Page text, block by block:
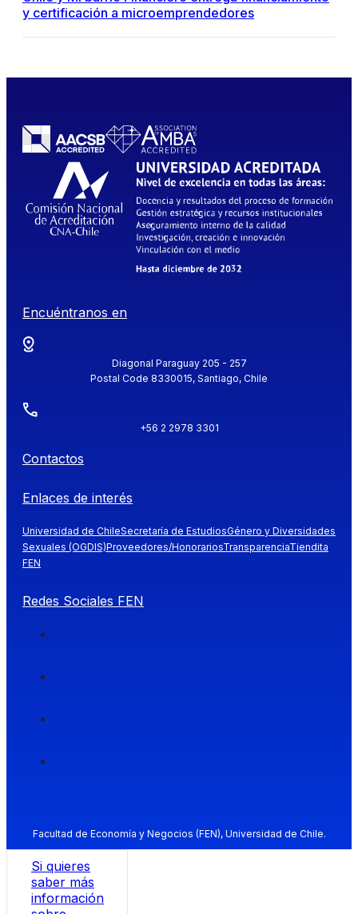
y certificación a microemprendedores
Encuéntranos en
Diagonal Paraguay 205 - 257
Postal Code 8330015, Santiago, Chile
+56 2 2978 3301
Contactos
Enlaces de interés
Universidad de ChileSecretaría de EstudiosGénero y Diversidades
Sexuales (OGDIS)Proveedores/HonorariosTransparenciaTiendita
FEN
Redes Sociales FEN
Facultad de Economía y Negocios (FEN), Universidad de Chile.
Si quieres
saber más
información